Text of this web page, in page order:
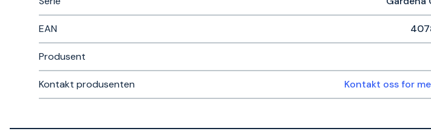
EAN
Produsent
Kontakt produsenten Kontakt oss for